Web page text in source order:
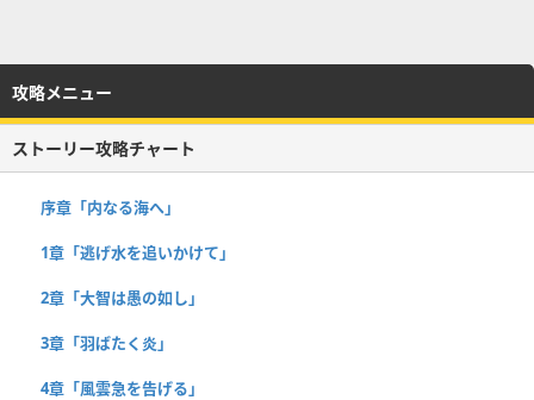
攻略メニュー
ストーリー攻略チャート
序章「内なる海へ」
1章「逃げ水を追いかけて」
2章「大智は愚の如し」
3章「羽ばたく炎」
4章「風雲急を告げる」